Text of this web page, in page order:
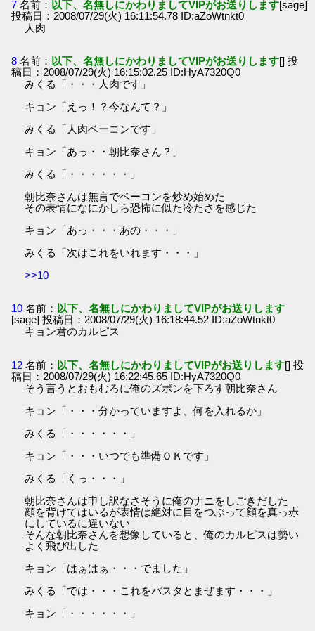
7 名前： 以下、名無しにかわりましてVIPがお送りします[sage]
投稿日：2008/07/29(火) 16:11:54.78 ID:aZoWtnkt0
人肉
8 名前： 以下、名無しにかわりましてVIPがお送りします[] 投
稿日：2008/07/29(火) 16:15:02.25 ID:HyA7320Q0
みくる「・・・人肉です」
キョン「えっ！？今なんて？」
みくる「人肉ベーコンです」
キョン「あっ・・朝比奈さん？」
みくる「・・・・・・」
朝比奈さんは無言でベーコンを炒め始めた
その表情になにかしら恐怖に似た冷たさを感じた
キョン「あっ・・・あの・・・」
みくる「次はこれをいれます・・・」
>>10
10 名前： 以下、名無しにかわりましてVIPがお送りします
[sage] 投稿日：2008/07/29(火) 16:18:44.52 ID:aZoWtnkt0
キョン君のカルピス
12 名前： 以下、名無しにかわりましてVIPがお送りします[] 投
稿日：2008/07/29(火) 16:22:45.65 ID:HyA7320Q0
そう言うとおもむろに俺のズボンを下ろす朝比奈さん
キョン「・・・分かっていますよ、何を入れるか」
みくる「・・・・・・」
キョン「・・・いつでも準備ＯＫです」
みくる「くっ・・・」
朝比奈さんは申し訳なさそうに俺のナニをしごきだした
顔を背けてはいるが表情は絶対に目をつぶって顔を真っ赤
にしているに違いない
そんな朝比奈さんを想像していると、俺のカルピスは勢い
よく飛び出した
キョン「はぁはぁ・・・でました」
みくる「では・・・これをパスタとまぜます・・・」
キョン「・・・・・・」